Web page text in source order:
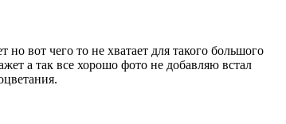
вот чего то не хватает для такого большого
а так все хорошо фото не добавляю встал